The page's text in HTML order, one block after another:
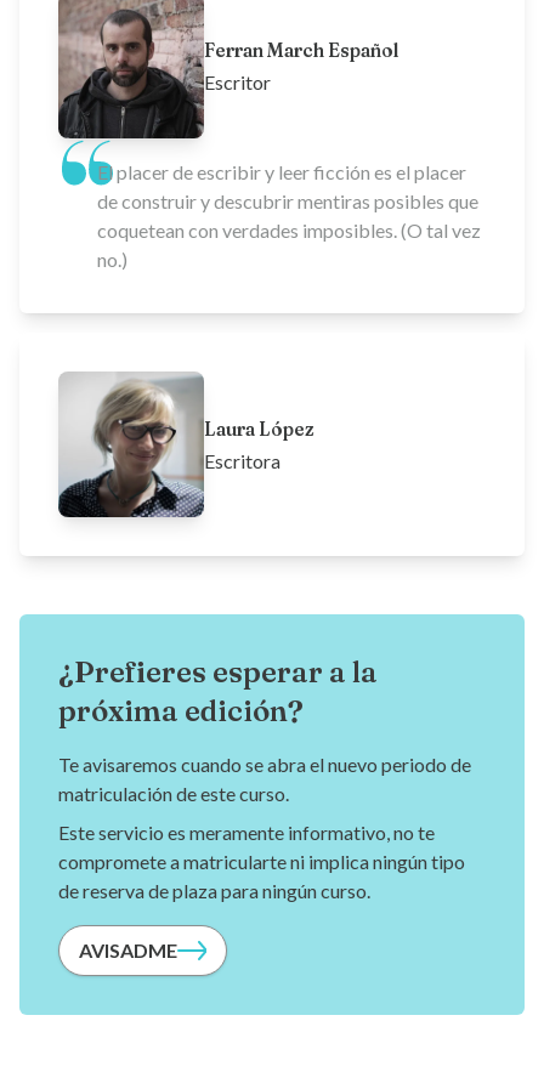
Ferran March Español
Escritor
El placer de escribir y leer ficción es el placer
de construir y descubrir mentiras posibles que
coquetean con verdades imposibles. (O tal vez
no.)
Laura López
Escritora
¿Prefieres esperar a la
próxima edición?
Te avisaremos cuando se abra el nuevo periodo de
matriculación de este curso.
Este servicio es meramente informativo, no te
compromete a matricularte ni implica ningún tipo
de reserva de plaza para ningún curso.
AVISADME